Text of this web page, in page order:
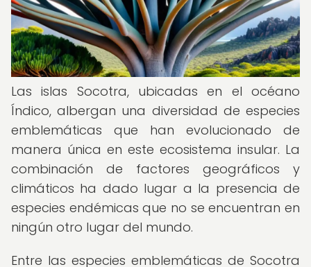
Las islas Socotra, ubicadas en el océano
Índico, albergan una diversidad de especies
emblemáticas que han evolucionado de
manera única en este ecosistema insular. La
combinación de factores geográficos y
climáticos ha dado lugar a la presencia de
especies endémicas que no se encuentran en
ningún otro lugar del mundo.
Entre las especies emblemáticas de Socotra